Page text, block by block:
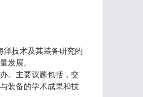
洋技术及其装备研究的
发展。
。主要议题包括，交
装备的学术成果和技